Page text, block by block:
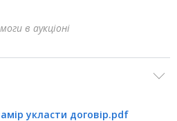
в аукціоні
укласти договір.pdf